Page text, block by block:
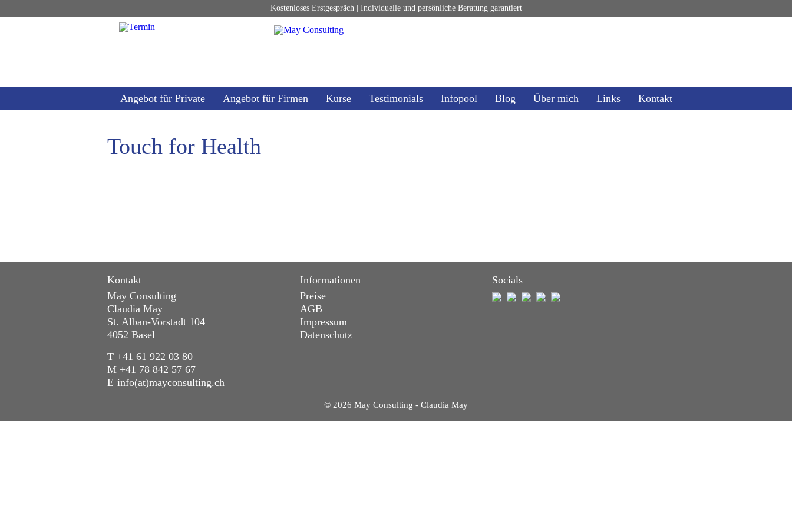
Kostenloses Erstgespräch | Individuelle und persönliche Beratung garantiert
Angebot für Private Angebot für Firmen Kurse Testimonials Infopool Blog Über mich Links Kontakt
Touch for Health
Kontakt
May Consulting
Claudia May
St. Alban-Vorstadt 104
4052 Basel
T +41 61 922 03 80
M +41 78 842 57 67
E info(at)mayconsulting.ch
Informationen
Preise
AGB
Impressum
Datenschutz
Socials
© 2026 May Consulting - Claudia May